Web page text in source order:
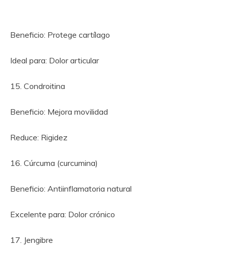
Beneficio: Protege cartílago
Ideal para: Dolor articular
15. Condroitina
Beneficio: Mejora movilidad
Reduce: Rigidez
16. Cúrcuma (curcumina)
Beneficio: Antiinflamatoria natural
Excelente para: Dolor crónico
17. Jengibre